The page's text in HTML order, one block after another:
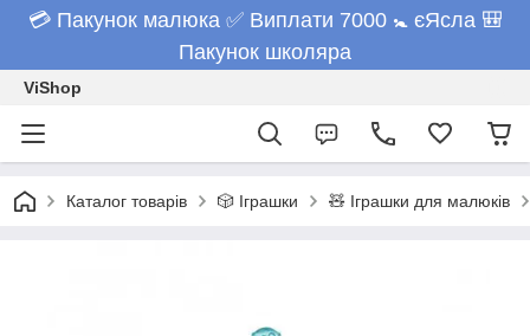
💳 Пакунок малюка ✅ Виплати 7000 🚼 єЯсла 🎒
Пакунок школяра
ViShop
Каталог товарів 🎲 Іграшки 🧸 Іграшки для малюків